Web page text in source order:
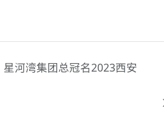
河湾集团总冠名2023西安